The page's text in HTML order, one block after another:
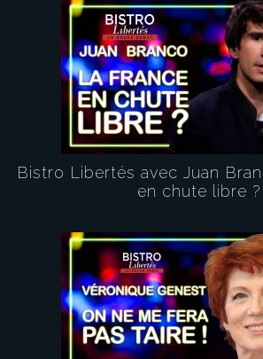
Bistro Libertés avec Juan
en chute libre ?